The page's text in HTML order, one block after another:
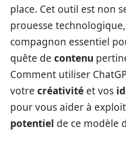
place. Cet outil est non
prouesse
compagnon essentiel
quête de contenu
Comment utiliser
votre créativité et vos
pour vous aider à
potentiel de ce modèle